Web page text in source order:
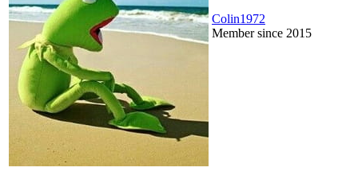
Colin1972
Member since 2015